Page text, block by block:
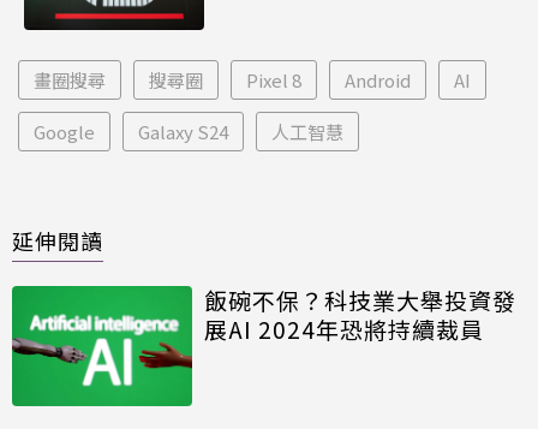
畫圈搜尋 搜尋圈 Pixel 8 Android AI
Google Galaxy S24 人工智慧
延伸閱讀
飯碗不保？科技業大舉投資發
展AI 2024年恐將持續裁員